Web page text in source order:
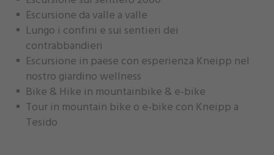
Escursione da valle a valle
Lungo i confini e sui sentieri dei
contrabbandieri
Escursione in paese con esperienza Kneipp nel
nostro giardino wellness
Bike & Hike in mountainbike & e-bike
Tour in mountain bike o e-bike con Kneipp a
Tesido